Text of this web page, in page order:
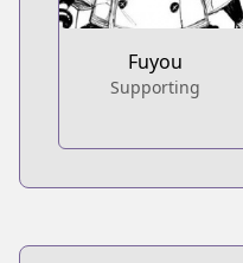
Fuyou
Supporting